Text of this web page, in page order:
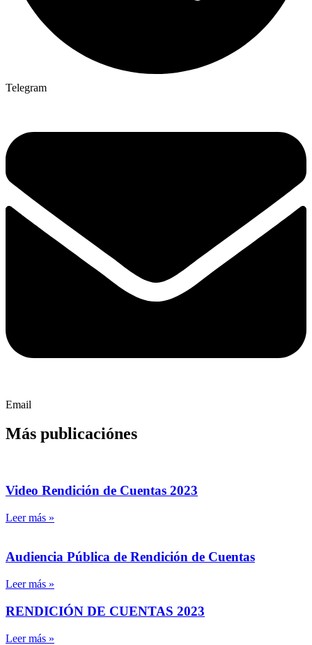
Telegram
Email
Más publicaciónes
Video Rendición de Cuentas 2023
Leer más »
Audiencia Pública de Rendición de Cuentas
Leer más »
RENDICIÓN DE CUENTAS 2023
Leer más »